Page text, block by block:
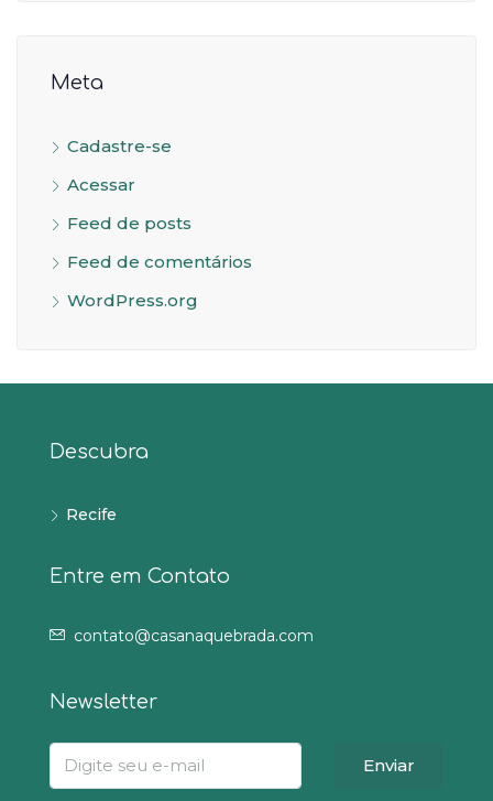
Meta
Cadastre-se
Acessar
Feed de posts
Feed de comentários
WordPress.org
Descubra
Recife
Entre em Contato
contato@casanaquebrada.com
Newsletter
Enviar